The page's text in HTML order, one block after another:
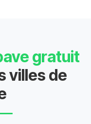
gratuit
villes de